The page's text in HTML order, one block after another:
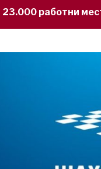
места